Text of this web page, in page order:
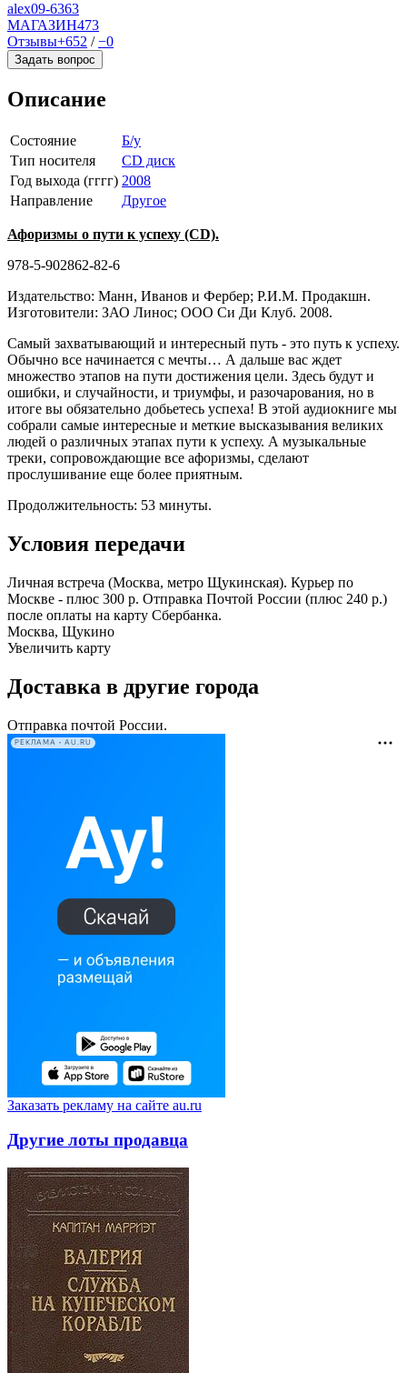
alex09-6363
МАГАЗИН473
Отзывы+652 /−0
Задать вопрос
Описание
Состояние
Б/у
Тип носителя
CD диск
Год выхода (гггг) 2008
Направление
Другое
Афоризмы о пути к успеху (CD).
978-5-902862-82-6
Издательство: Манн, Иванов и Фербер; Р.И.М. Продакшн.
Изготовители: ЗАО Линос; ООО Си Ди Клуб. 2008.
Самый захватывающий и интересный путь - это путь к успеху.
Обычно все начинается с мечты… А дальше вас ждет
множество этапов на пути достижения цели. Здесь будут и
ошибки, и случайности, и триумфы, и разочарования, но в
итоге вы обязательно добьетесь успеха! В этой аудиокниге мы
собрали самые интересные и меткие высказывания великих
людей о различных этапах пути к успеху. А музыкальные
треки, сопровождающие все афоризмы, сделают
прослушивание еще более приятным.
Продолжительность: 53 минуты.
Условия передачи
Личная встреча (Москва, метро Щукинская). Курьер по
Москве - плюс 300 р. Отправка Почтой России (плюс 240 р.)
после оплаты на карту Сбербанка.
Москва, Щукино
Увеличить карту
Доставка в другие города
Отправка почтой России.
РЕКЛАМА • AU.RU
Заказать рекламу на сайте au.ru
Другие лоты продавца